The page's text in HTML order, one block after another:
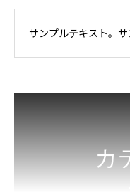
サンプルテキスト。サ
カ